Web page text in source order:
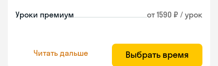
Уроки премиум от 1590 ₽ / урок
Читать дальше Выбрать время